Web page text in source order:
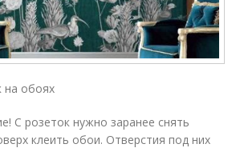
на обоях
С розеток нужно заранее снять
клеить обои. Отверстия под них